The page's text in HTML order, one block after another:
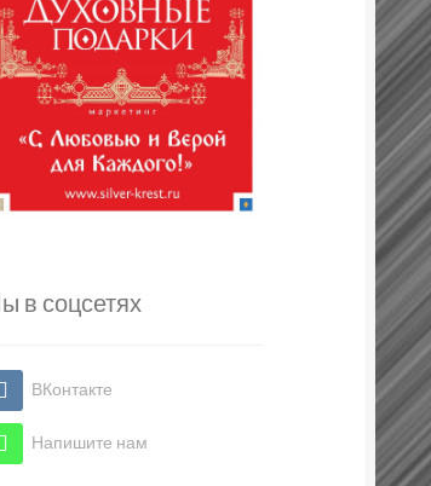
в соцсетях
ВКонтакте
Напишите нам